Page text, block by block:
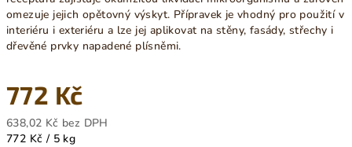
omezuje jejich opětovný výskyt. Přípravek je vhodný pro použití v
interiéru i exteriéru a lze jej aplikovat na stěny, fasády, střechy i
dřevěné prvky napadené plísněmi.
772 Kč
638,02 Kč bez DPH
Měrná
772 Kč / 5 kg